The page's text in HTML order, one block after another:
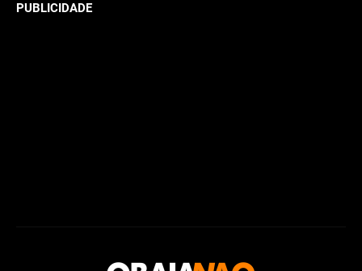
PUBLICIDADE